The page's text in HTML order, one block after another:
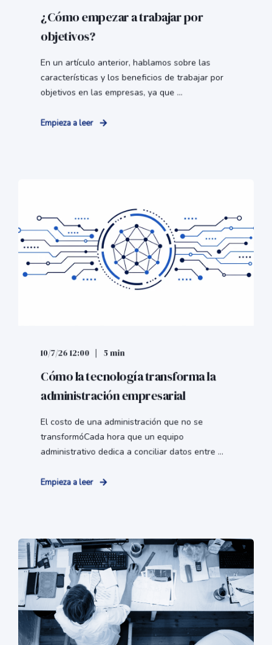
¿Cómo empezar a trabajar por
objetivos?
En un artículo anterior, hablamos sobre las
características y los beneficios de trabajar por
objetivos en las empresas, ya que ...
Empieza a leer
10/7/26 12:00 5 min
Cómo la tecnología transforma la
administración empresarial
El costo de una administración que no se
transformóCada hora que un equipo
administrativo dedica a conciliar datos entre ...
Empieza a leer